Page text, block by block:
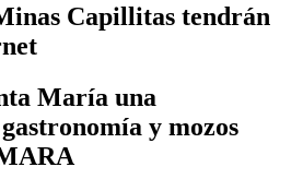
Capillitas tendrán
María una
y mozos